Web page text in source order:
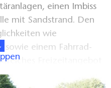
einen Imbiss
mit Sandstrand. Den
wie
sowie einem Fahrrad-
Freizeitangebot
sind auf